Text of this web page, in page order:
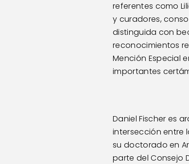
referentes como
y curadores,
distinguida con
reconocimientos
Mención Especial
importantes
Daniel Fischer es
intersección entre
su doctorado en
parte del Consejo